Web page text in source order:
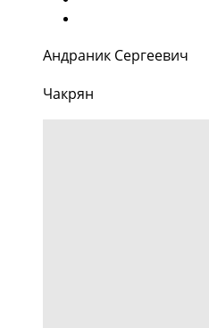
Андраник Сергеевич
Чакрян